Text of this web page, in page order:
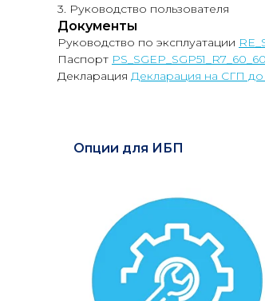
3. Руководство пользователя
Документы
Руководство по эксплуатации
Паспорт
Декларация Декларация на СГП до
Опции для ИБП